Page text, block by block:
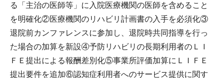
る「主治の医師等」に入院医療機関の医師を含めること
を明確化②医療機関のリハビリ計画書の入手を必須化③
退院前カンファレンスに参加し、退院時共同指導を行っ
た場合の加算を新設④予防リハビリの長期利用者のＬＩ
ＦＥ提出による報酬差別化⑤事業所評価加算にＬＩＦＥ
提出要件を追加⑥認知症利用者へのサービス提供に関す